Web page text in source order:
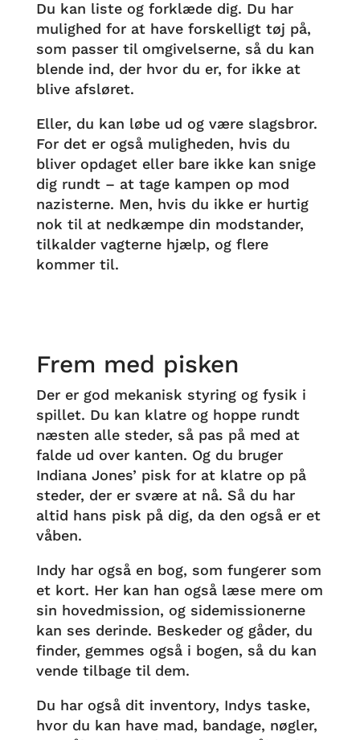
Du kan liste og forklæde dig. Du har
mulighed for at have forskelligt tøj på,
som passer til omgivelserne, så du kan
blende ind, der hvor du er, for ikke at
blive afsløret.
Eller, du kan løbe ud og være slagsbror.
For det er også muligheden, hvis du
bliver opdaget eller bare ikke kan snige
dig rundt – at tage kampen op mod
nazisterne. Men, hvis du ikke er hurtig
nok til at nedkæmpe din modstander,
tilkalder vagterne hjælp, og flere
kommer til.
Frem med pisken
Der er god mekanisk styring og fysik i
spillet. Du kan klatre og hoppe rundt
næsten alle steder, så pas på med at
falde ud over kanten. Og du bruger
Indiana Jones’ pisk for at klatre op på
steder, der er svære at nå. Så du har
altid hans pisk på dig, da den også er et
våben.
Indy har også en bog, som fungerer som
et kort. Her kan han også læse mere om
sin hovedmission, og sidemissionerne
kan ses derinde. Beskeder og gåder, du
finder, gemmes også i bogen, så du kan
vende tilbage til dem.
Du har også dit inventory, Indys taske,
hvor du kan have mad, bandage, nøgler,